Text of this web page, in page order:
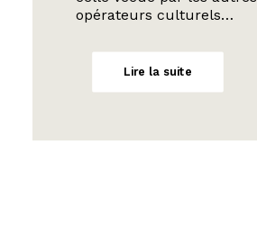
opérateurs culturels…
Lire la suite